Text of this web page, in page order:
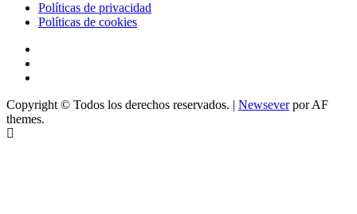
Políticas de privacidad
Políticas de cookies
Copyright © Todos los derechos reservados. | Newseverpor AF
themes.